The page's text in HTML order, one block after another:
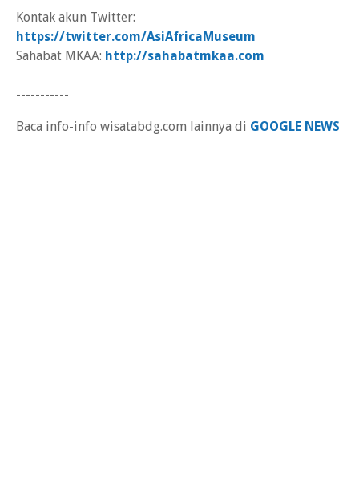
Kontak akun Twitter:
https://twitter.com/AsiAfricaMuseum
Sahabat MKAA: http://sahabatmkaa.com
-----------
Baca info-info wisatabdg.com lainnya di GOOGLE NEWS